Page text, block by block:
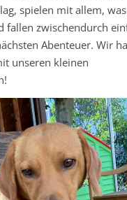
spielen mit allem,
fallen zwischendurch
Abenteuer. Wir
unseren kleinen